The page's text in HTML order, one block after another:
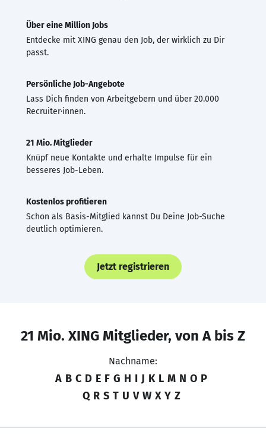
Über eine Million Jobs
Entdecke mit XING genau den Job, der wirklich zu Dir
passt.
Persönliche Job-Angebote
Lass Dich finden von Arbeitgebern und über 20.000
Recruiter·innen.
21 Mio. Mitglieder
Knüpf neue Kontakte und erhalte Impulse für ein
besseres Job-Leben.
Kostenlos profitieren
Schon als Basis-Mitglied kannst Du Deine Job-Suche
deutlich optimieren.
Jetzt registrieren
21 Mio. XING Mitglieder, von A bis Z
Nachname:
A B C D E F G H I J K L M N O P
Q R S T U V W X Y Z